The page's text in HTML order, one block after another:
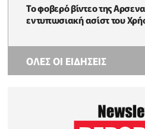
Το φοβερό βίντεο της
εντυπωσιακή ασίστ του
ΟΛΕΣ ΟΙ ΕΙΔΗΣΕΙΣ